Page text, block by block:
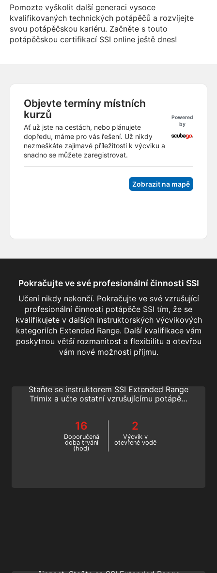
Pomozte vyškolit další generaci vysoce
kvalifikovaných technických potápěčů a rozvíjejte
svou potápěčskou kariéru. Začněte s touto
potápěčskou certifikací SSI online ještě dnes!
Objevte termíny místních
kurzů
Ať už jste na cestách, nebo plánujete
dopředu, máme pro vás řešení. Už nikdy
nezmeškáte zajímavé příležitosti k výcviku a
snadno se můžete zaregistrovat.
Powered
by
Zobrazit na mapě
Pokračujte ve své profesionální činnosti SSI
Učení nikdy nekončí. Pokračujte ve své vzrušující
profesionální činnosti potápěče SSI tím, že se
kvalifikujete v dalších instruktorských výcvikových
kategoriích Extended Range. Další kvalifikace vám
poskytnou větší rozmanitost a flexibilitu a otevřou
vám nové možnosti příjmu.
Extended Range Trimix Instructor
Staňte se instruktorem SSI Extended Range
Trimix a učte ostatní vzrušujícímu potápění
16
Doporučená
doba trvání
(hod)
2
Výcvik v
otevřené vodě